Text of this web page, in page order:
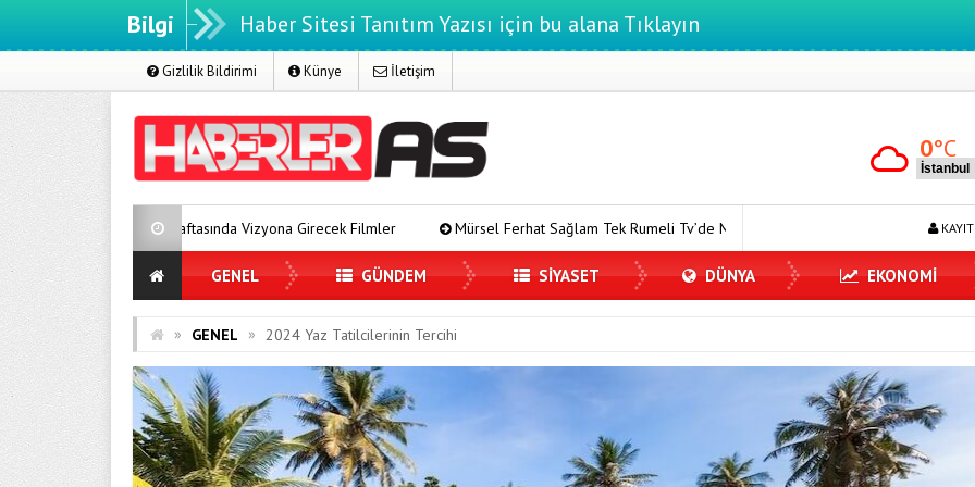
Bilgi Haber Sitesi Tanıtım Yazısı için bu alana Tıklayın
Gizlilik Bildirimi Künye İletişim
0°C
Haftasında Vizyona Girecek Filmler Mürsel Ferhat Sağlam Tek Rumeli Tv’de Marka Atölyesi Programına Konuk Oldu Dijitalleşme
GENEL GÜNDEM SİYASET DÜNYA EKONOMİ
» GENEL » 2024 Yaz Tatilcilerinin Tercihi